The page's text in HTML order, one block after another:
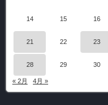
14 15 16
21 22 23
28 29 30
« 2月 4月 »